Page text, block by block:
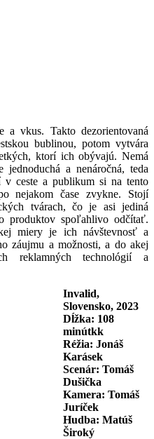
a vkus. Takto dezorientovaná
bublinou, potom vytvára
ktorí ich obývajú. Nemá
a nenáročná, teda
v ceste a publikum si na tento
nejakom čase zvykne. Stojí
tvárach, čo je asi jediná
produktov spoľahlivo odčítať.
miery je ich návštevnosť a
záujmu a možnosti, a do akej
reklamných technológií a
Invalid,
Slovensko, 2023
Dĺžka: 108
minútkk
Réžia: Jonáš
Karásek
Scenár: Tomáš
Dušička
Kamera: Tomáš
Juríček
Hudba: Matúš
Široký